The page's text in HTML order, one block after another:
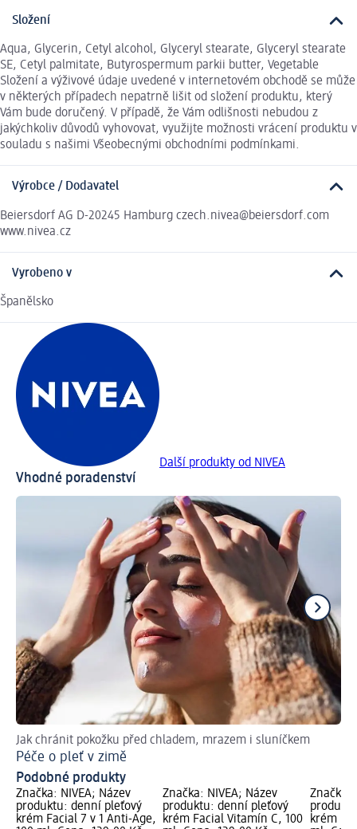
Složení
Aqua, Glycerin, Cetyl alcohol, Glyceryl stearate, Glyceryl stearate
SE, Cetyl palmitate, Butyrospermum parkii butter, Vegetable
Složení a výživové údaje uvedené v internetovém obchodě se může
v některých případech nepatrně lišit od složení produktu, který
Vám bude doručený. V případě, že Vám odlišnosti nebudou z
jakýchkoliv důvodů vyhovovat, využijte možnosti vrácení produktu v
souladu s našimi Všeobecnými obchodními podmínkami.
Výrobce / Dodavatel
Beiersdorf AG D-20245 Hamburg czech.nivea@beiersdorf.com
www.nivea.cz
Vyrobeno v
Španělsko
Další produkty od NIVEA
Vhodné poradenství
Jak chránit pokožku před chladem, mrazem i sluníčkem
Péče o pleť v zimě
Podobné produkty
Značka: NIVEA; Název
produktu: denní pleťový
krém Facial 7 v 1 Anti-Age,
Značka: NIVEA; Název
produktu: denní pleťový
krém Facial Vitamín C, 100
Značka:
krém